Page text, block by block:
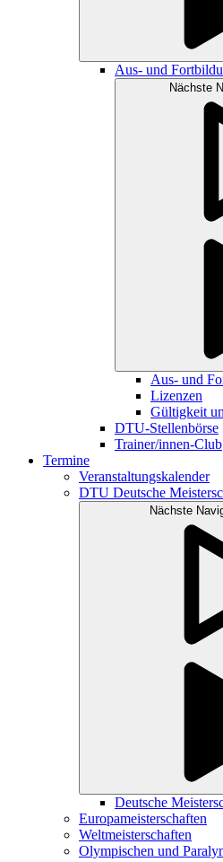
Aus- und
Nächste
Aus- und
Lizenzen
Gültigkeit
DTU-Stellenbörse
Trainer/innen-Club
Termine
Veranstaltungskalender
DTU Deutsche
Nächste
Deutsche
Europameisterschaften
Weltmeisterschaften
Olympischen und